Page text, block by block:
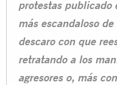
protestas publicado
más escandaloso
descaro con que
retratando a los
agresores o, más